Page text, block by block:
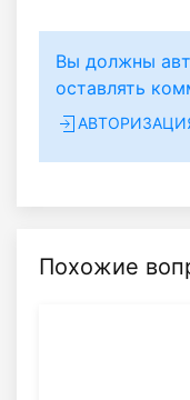
Вы должны
оставлять
Похожие